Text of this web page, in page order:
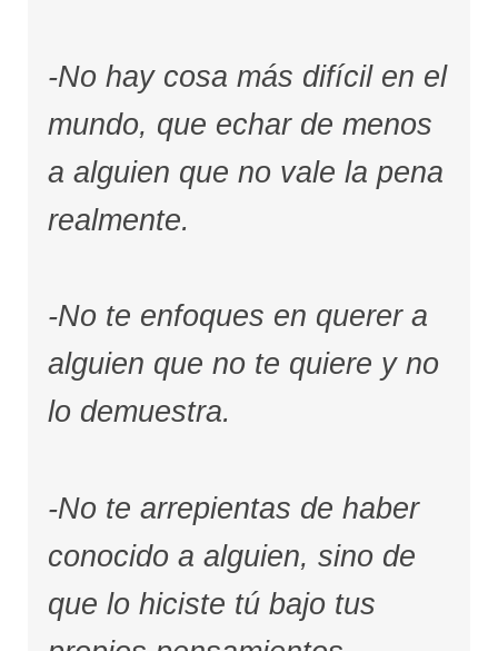
-No hay cosa más difícil en el
mundo, que echar de menos
a alguien que no vale la pena
realmente.
-No te enfoques en querer a
alguien que no te quiere y no
lo demuestra.
-No te arrepientas de haber
conocido a alguien, sino de
que lo hiciste tú bajo tus